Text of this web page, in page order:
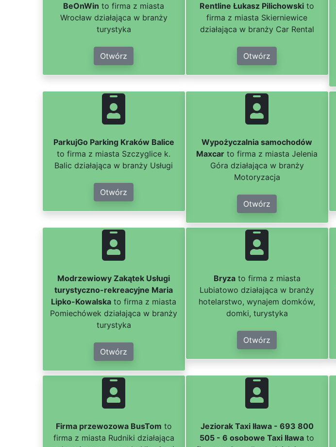
BeOnWin to firma z miasta
Wrocław działająca w branży
turystyka
Otwórz
Rentline Łukasz Pilichowski to
firma z miasta Skierniewice
działająca w branży Car Rental
Otwórz
ParkujGo Parking Kraków Balice
to firma z miasta Szczyglice k.
Balic działająca w branży Usługi
Otwórz
Wypożyczalnia samochodów
Maxcar to firma z miasta Jelenia
Góra działająca w branży
Motoryzacja
Otwórz
Modrzewiowy Zakątek Usługi
turystyczno-rekreacyjne Maria
Lipko-Kowalska to firma z miasta
Pomiechówek działająca w branży
turystyka
Otwórz
Bryzato firma z miasta
Lubiatowo działająca w branży
hotelarstwo, wynajem domków,
domki, turystyka
Otwórz
Firma przewozowa BusTom to
firma z miasta Rudniki działająca
Jeziorak Taxi Iława - 693 800
505 - 6 osobowe Taxi Iława to